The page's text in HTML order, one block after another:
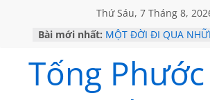
Thứ Sáu, 7 Tháng 8,
Bài mới nhất: MỘT ĐỜI ĐI QUA
KHÔNG ĐỀ 19 CỦA
CHÙM THƠ CỦA BÍCH
GIÃ TỪ ĐÀ LẠT của
Tống